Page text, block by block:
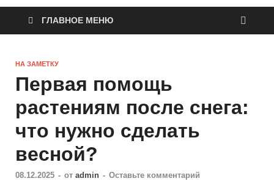
ГЛАВНОЕ МЕНЮ
НА ЗАМЕТКУ
Первая помощь
растениям после снега:
что нужно сделать
весной?
08.12.2025 - от admin - Оставьте комментарий